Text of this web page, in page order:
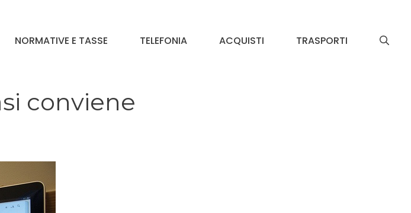
NORMATIVE E TASSE TELEFONIA ACQUISTI TRASPORTI
conviene